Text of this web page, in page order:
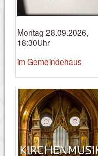
Montag 28.09.2026,
18:30Uhr
im Gemeindehaus